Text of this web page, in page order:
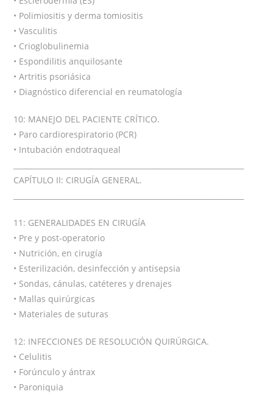
• Polimiositis y derma tomiositis
• Vasculitis
• Crioglobulinemia
• Espondilitis anquilosante
• Artritis psoriásica
• Diagnóstico diferencial en reumatología
10: MANEJO DEL PACIENTE CRÍTICO.
• Paro cardiorespiratorio (PCR)
• Intubación endotraqueal
CAPÍTULO II: CIRUGÍA GENERAL.
11: GENERALIDADES EN CIRUGÍA
• Pre y post-operatorio
• Nutrición, en cirugía
• Esterilización, desinfección y antisepsia
• Sondas, cánulas, catéteres y drenajes
• Mallas quirúrgicas
• Materiales de suturas
12: INFECCIONES DE RESOLUCIÓN QUIRÚRGICA.
• Celulitis
• Forúnculo y ántrax
• Paroniquia